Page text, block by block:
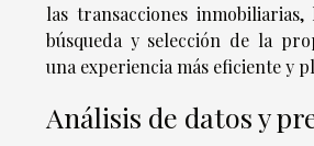
las transacciones inmobiliarias,
búsqueda y selección de la
una experiencia más eficiente y
Análisis de datos y